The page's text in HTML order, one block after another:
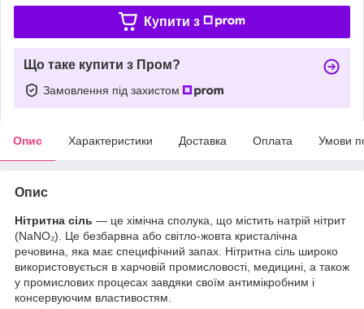
Купити з
Що таке купити з Пром?
Замовлення під захистом
Опис Характеристики Доставка Оплата Умови
Опис
Нітритна сіль — це хімічна сполука, що містить натрій нітрит
(NaNO₂). Це безбарвна або світло-жовта кристалічна
речовина, яка має специфічний запах. Нітритна сіль широко
використовується в харчовій промисловості, медицині, а також
у промислових процесах завдяки своїм антимікробним і
консервуючим властивостям.